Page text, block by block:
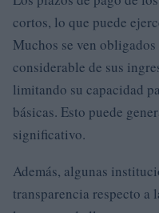
cortos, lo que puede
Muchos se ven
considerable de sus
limitando su capacidad
básicas. Esto puede
significativo.
Además, algunas
transparencia respecto a